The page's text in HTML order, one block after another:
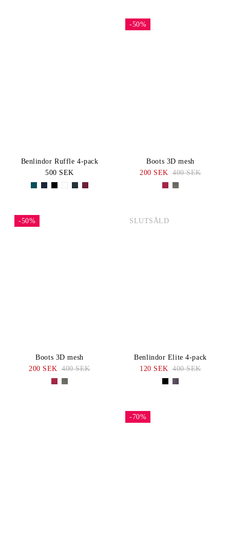
Benlindor Ruffle 4-pack
500 SEK
-50%
Boots 3D mesh
200 SEK 400 SEK
-50%
Boots 3D mesh
200 SEK 400 SEK
SLUTSÅLD
Benlindor Elite 4-pack
120 SEK 400 SEK
-70%